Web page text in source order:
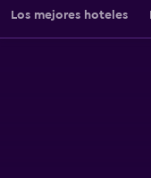
Los mejores hoteles